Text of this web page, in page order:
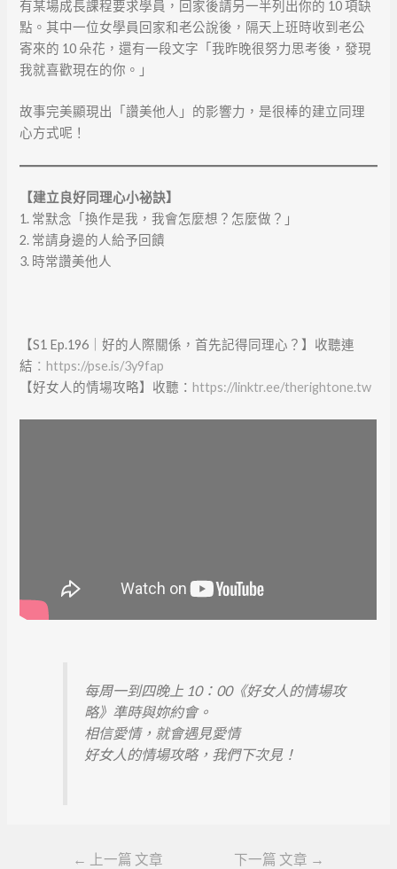
有某場成長課程要求學員，回家後請另一半列出你的 10 項缺
點。其中一位女學員回家和老公說後，隔天上班時收到老公
寄來的 10 朵花，還有一段文字「我昨晚很努力思考後，發現
我就喜歡現在的你。」
故事完美顯現出「讚美他人」的影響力，是很棒的建立同理
心方式呢！
【建立良好同理心小祕訣】
1. 常默念「換作是我，我會怎麼想？怎麼做？」
2. 常請身邊的人給予回饋
3. 時常讚美他人
【S1 Ep.196｜好的人際關係，首先記得同理心？】收聽連
結 ： https://pse.is/3y9fap
【好女人的情場攻略】收聽： https://linktr.ee/therightone.tw
每周一到四晚上 10：00《好女人的情場攻
略》準時與妳約會。
相信愛情，就會遇見愛情
好女人的情場攻略，我們下次見！
← 上一篇 文章 下一篇 文章 →